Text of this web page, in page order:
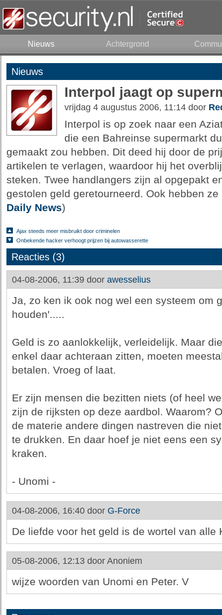
Nieuws Achtergrond
Nieuws
Interpol jaagt op
vrijdag 4 augustus 2006, 11:14 door
Interpol is op zoek naar een
die een Bahreinse supermarkt
gemaakt zou hebben. Dit deed hij door de
artikelen te verlagen, waardoor hij het
steken. Twee handlangers zijn al opgepakt
gestolen geld geretourneerd. Ook hebben
Daily News)
Ajax steeds meer misbruikt door criminelen
Onbekende hacker verhoogt prijzen bij autowasserette
Reacties (3)
04-08-2006, 11:39 door awesselius
Ja, zo ken ik ook nog wel een systeem om
houden'.....
Geld is zo aanlokkelijk, verleidelijk. Maar
enkel daar achteraan zitten, moeten
betalen. Vroeg of laat.
Er zijn mensen die bezitten niets (of heel
zijn de rijksten op deze aardbol. Waarom?
de materie andere dingen nastreven die
te drukken. En daar hoef je niet eens een
kraken.
- Unomi -
04-08-2006, 16:40 door G-Force
De liefde voor het geld is de wortel van alle
05-08-2006, 12:13 door Anoniem
wijze woorden van Unomi en Peter. V